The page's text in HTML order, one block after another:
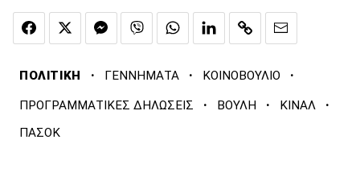
ΠΟΛΙΤΙΚΗ · ΓΕΝΝΗΜΑΤΑ · ΚΟΙΝΟΒΟΥΛΙΟ ·
ΠΡΟΓΡΑΜΜΑΤΙΚΕΣ ΔΗΛΩΣΕΙΣ · ΒΟΥΛΗ · ΚΙΝΑΛ ·
ΠΑΣΟΚ